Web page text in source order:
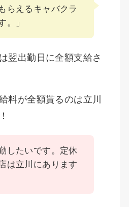
らえるキャバクラ
。」
翌出勤日に全額支給さ
料が全額貰るのは立川
したいです。定休
は立川にあります